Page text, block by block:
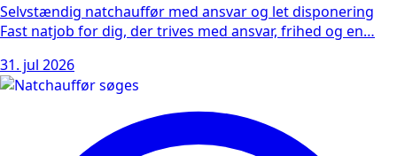
Selvstændig natchauffør med ansvar og let disponering
Fast natjob for dig, der trives med ansvar, frihed og en…
31. jul 2026